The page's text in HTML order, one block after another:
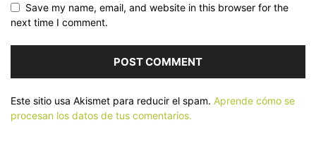
Save my name, email, and website in this browser for the
next time I comment.
Este sitio usa Akismet para reducir el spam. Aprende cómo se
procesan los datos de tus comentarios.